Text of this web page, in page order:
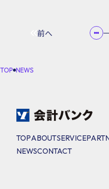
前へ
TOP NEWS
TOPABOUTSERVICE
NEWSCONTACT